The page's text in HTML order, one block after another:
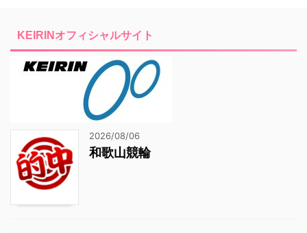
KEIRINオフィシャルサイト
2026/08/06
和歌山競輪